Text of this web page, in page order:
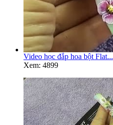
Video học đắp hoa bột Flat...
Xem: 4899